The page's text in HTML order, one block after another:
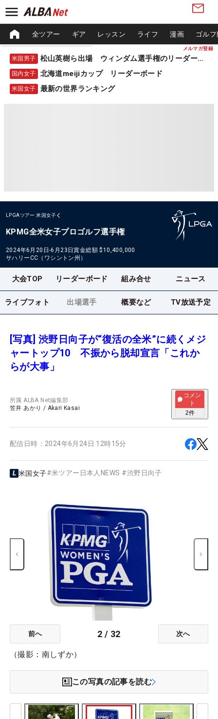
メルマガ登録
全ツアー ギア レッスン ライフ 漫画 ゴル
米国男子 松山英樹ら出場 ウィンダム選手権のリーダーボード
国内女子 北海道meijiカップ リーダーボード
米国女子 最新の世界ランキング
LPGAツアー 米国女子
KPMG全米女子プロゴルフ選手権
2024年6月20日-6月23日賞金総額 $10,400,000
サハリーCC（ワシントン州）
大会TOP リーダーボード 組み合せ ニュース
ライブフォト 出場選手 概要など TV放送予定
[写真] 渋野日向子が“復活の全米”に続くメジ
ャートップ10 不振から脱却宣言「これか
らが大事」
所属ALBA Net編集部
笠井 あかり / Akari Kasai
コメン
ト
2件
配信日時： 2024年6月24日 12時15分
米国女子#米ツアー日本人NEWS #渋野日向子
前へ 2 / 32 次へ
（撮影：南しずか）
この写真の記事を読む